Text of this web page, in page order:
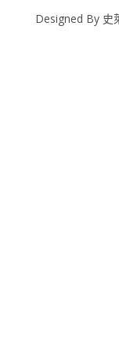
Designed By 史